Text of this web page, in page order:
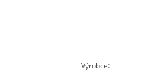
Výrobce: